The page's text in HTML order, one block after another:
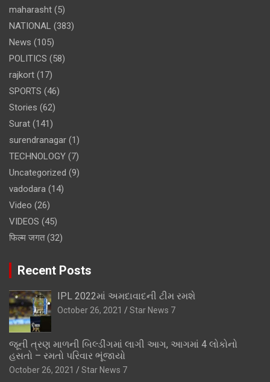
maharasht (5)
NATIONAL (383)
News (105)
POLITICS (58)
rajkort (17)
SPORTS (46)
Stories (62)
Surat (141)
surendranagar (1)
TECHNOLOGY (7)
Uncategorized (9)
vadodara (14)
Video (26)
VIDEOS (45)
फिल्म जगत(32)
Recent Posts
IPL 2022માં અમદાવાદની ટીમ રમશે
October 26, 2021 Star News 7
જૂની ત્રણ માળની બિલ્ડીંગમાં લાગી આગ, આગમાં 4 લોકોનો
હસતો – રમતો પરિવાર ભૂંજાયો
October 26, 2021 Star News 7